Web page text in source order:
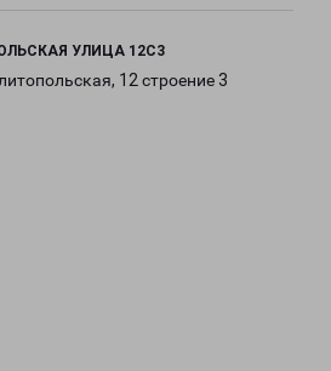
УЛИЦА 12С3
12 строение 3